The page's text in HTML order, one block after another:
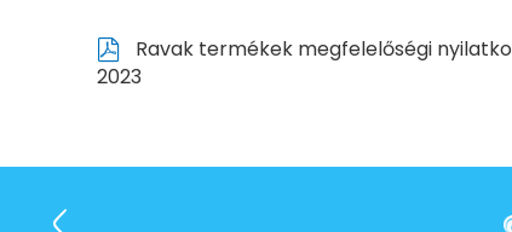
Ravak termékek megfelelőségi
2023